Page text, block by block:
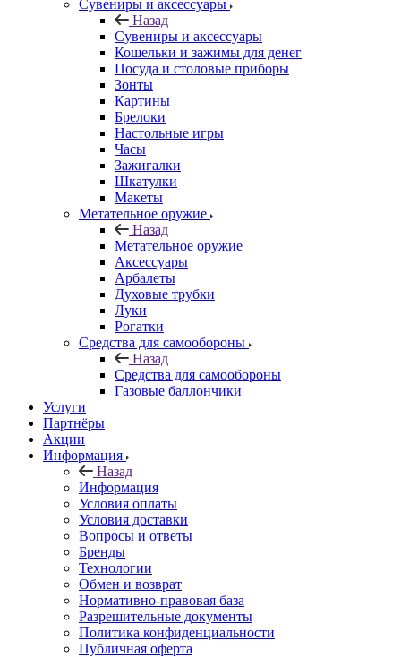
Сувениры и аксессуары
Назад
Сувениры и аксессуары
Кошельки и зажимы для денег
Посуда и столовые приборы
Зонты
Картины
Брелоки
Настольные игры
Часы
Зажигалки
Шкатулки
Макеты
Метательное оружие
Назад
Метательное оружие
Аксессуары
Арбалеты
Духовые трубки
Луки
Рогатки
Средства для самообороны
Назад
Средства для самообороны
Газовые баллончики
Услуги
Партнёры
Акции
Информация
Назад
Информация
Условия оплаты
Условия доставки
Вопросы и ответы
Бренды
Технологии
Обмен и возврат
Нормативно-правовая база
Разрешительные документы
Политика конфиденциальности
Публичная оферта